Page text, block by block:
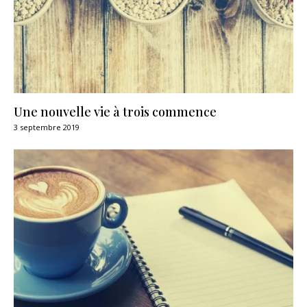
Une nouvelle vie à trois commence
3 septembre 2019